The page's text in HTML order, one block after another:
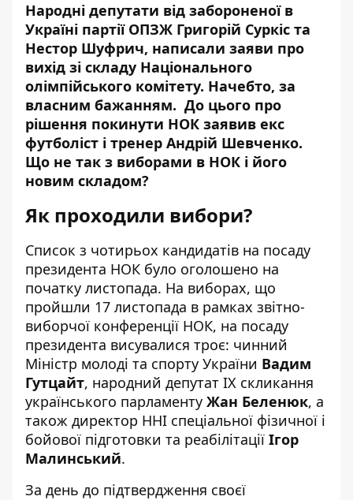
Народні депутати від забороненої в
Україні партії ОПЗЖ Григорій Суркіс та
Нестор Шуфрич, написали заяви про
вихід зі складу Національного
олімпійського комітету. Начебто, за
власним бажанням. До цього про
рішення покинути НОК заявив екс
футболіст і тренер Андрій Шевченко.
Що не так з виборами в НОК і його
новим складом?
Як проходили вибори?
Список з чотирьох кандидатів на посаду
президента НОК було оголошено на
початку листопада. На виборах, що
пройшли 17 листопада в рамках звітно-
виборчої конференції НОК, на посаду
президента висувалися троє: чинний
Міністр молоді та спорту України Вадим
Гутцайт, народний депутат IX скликання
українського парламенту Жан Беленюк, а
також директор ННІ спеціальної фізичної і
бойової підготовки та реабілітації Ігор
Малинський.
За день до підтвердження своєї